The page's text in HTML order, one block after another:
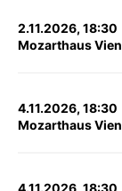
2.11.2026, 18:30
Mozarthaus
4.11.2026, 18:30
Mozarthaus
4.11.2026, 18:30